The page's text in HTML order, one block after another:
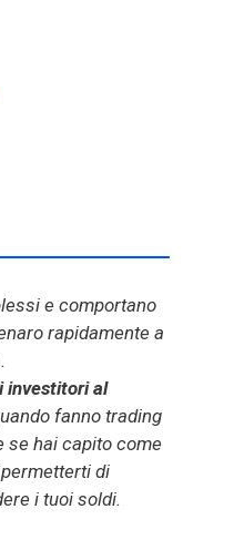
e comportano
rapidamente a
investitori al
fanno trading
se hai capito come
di
i tuoi soldi.